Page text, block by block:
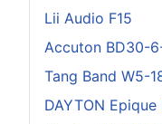
Lii Audio F15
Accuton BD30-
Tang Band W5-
DAYTON